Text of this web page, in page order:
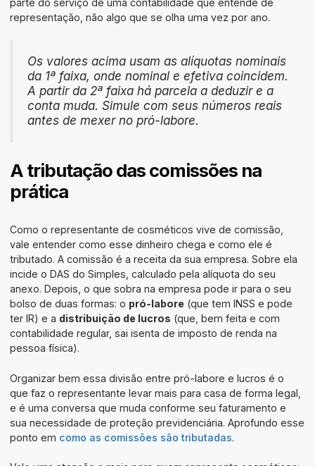
parte do serviço de uma contabilidade que entende de
representação, não algo que se olha uma vez por ano.
Os valores acima usam as alíquotas nominais
da 1ª faixa, onde nominal e efetiva coincidem.
A partir da 2ª faixa há parcela a deduzir e a
conta muda. Simule com seus números reais
antes de mexer no pró-labore.
A tributação das comissões na
prática
Como o representante de cosméticos vive de comissão,
vale entender como esse dinheiro chega e como ele é
tributado. A comissão é a receita da sua empresa. Sobre ela
incide o DAS do Simples, calculado pela alíquota do seu
anexo. Depois, o que sobra na empresa pode ir para o seu
bolso de duas formas: o pró-labore (que tem INSS e pode
ter IR) e a distribuição de lucros (que, bem feita e com
contabilidade regular, sai isenta de imposto de renda na
pessoa física).
Organizar bem essa divisão entre pró-labore e lucros é o
que faz o representante levar mais para casa de forma legal,
e é uma conversa que muda conforme seu faturamento e
sua necessidade de proteção previdenciária. Aprofundo esse
ponto em como as comissões são tributadas.